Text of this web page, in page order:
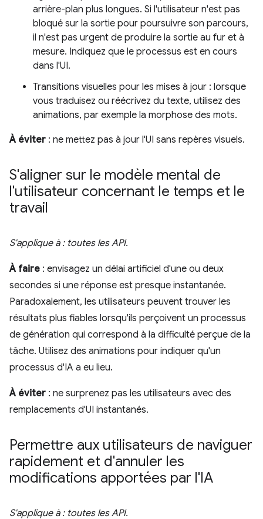
arrière-plan plus longues. Si l'utilisateur n'est pas
bloqué sur la sortie pour poursuivre son parcours,
il n'est pas urgent de produire la sortie au fur et à
mesure. Indiquez que le processus est en cours
dans l'UI.
Transitions visuelles pour les mises à jour : lorsque
vous traduisez ou réécrivez du texte, utilisez des
animations, par exemple la morphose des mots.
À éviter : ne mettez pas à jour l'UI sans repères visuels.
S'aligner sur le modèle mental de
l'utilisateur concernant le temps et le
travail
S'applique à : toutes les API.
À faire : envisagez un délai artificiel d'une ou deux
secondes si une réponse est presque instantanée.
Paradoxalement, les utilisateurs peuvent trouver les
résultats plus fiables lorsqu'ils perçoivent un processus
de génération qui correspond à la difficulté perçue de la
tâche. Utilisez des animations pour indiquer qu'un
processus d'IA a eu lieu.
À éviter : ne surprenez pas les utilisateurs avec des
remplacements d'UI instantanés.
Permettre aux utilisateurs de naviguer
rapidement et d'annuler les
modifications apportées par l'IA
S'applique à : toutes les API.